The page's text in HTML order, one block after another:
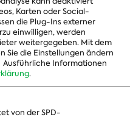
Ausschussvorsitzende
Beauftragte
Landesgruppen
Organisation
Presse
Karten oder Social-
die Plug-Ins externer
einwilligen, werden
weitergegeben. Mit dem
Sie die Einstellungen ändern
Ausführliche Informationen
.
von der SPD-